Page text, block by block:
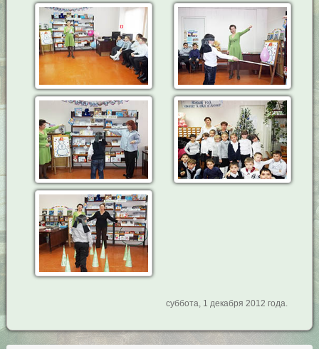
суббота, 1 декабря 2012 года.